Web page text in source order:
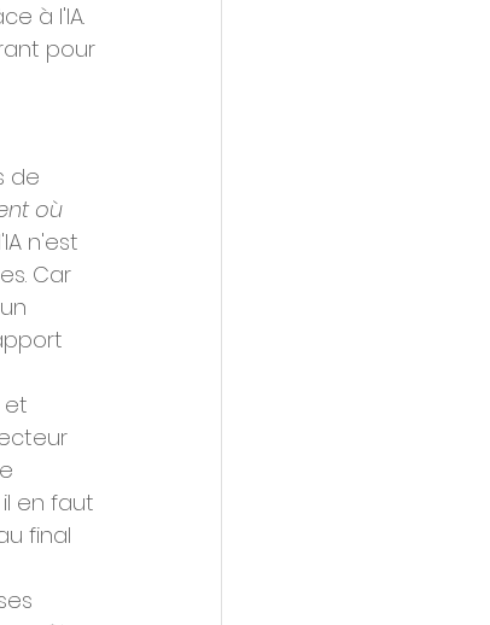
à l'IA.
pour
de
où
n'est
Car
et
en faut
final